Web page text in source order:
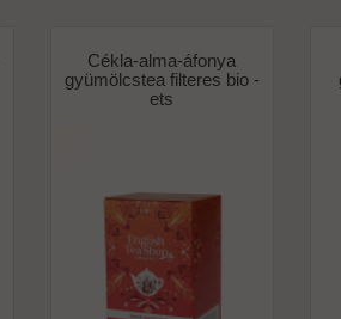
Cékla-alma-áfonya
gyümölcstea filteres bio -
ets